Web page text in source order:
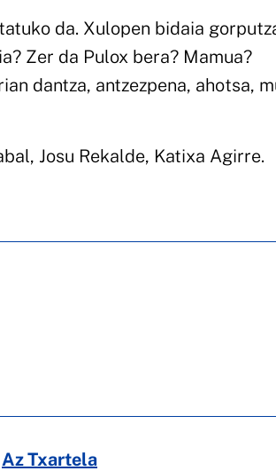
da. Xulopen bidaia
Zer da Pulox bera? Mamua?
dantza, antzezpena, ahotsa,
Josu Rekalde, Katixa Agirre.
Az Txartela